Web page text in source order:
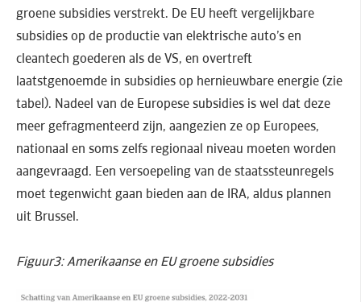
groene subsidies verstrekt. De EU heeft vergelijkbare
subsidies op de productie van elektrische auto’s en
cleantech goederen als de VS, en overtreft
laatstgenoemde in subsidies op hernieuwbare energie (zie
tabel). Nadeel van de Europese subsidies is wel dat deze
meer gefragmenteerd zijn, aangezien ze op Europees,
nationaal en soms zelfs regionaal niveau moeten worden
aangevraagd. Een versoepeling van de staatssteunregels
moet tegenwicht gaan bieden aan de IRA, aldus plannen
uit Brussel.
Figuur3: Amerikaanse en EU groene subsidies